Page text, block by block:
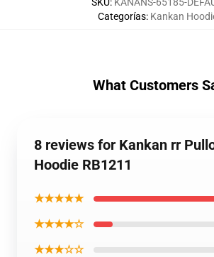
Categorías: Kankan
What Customers
8 reviews for Kankan rr
Hoodie RB1211
★★★★★
★★★★☆
★★★☆☆